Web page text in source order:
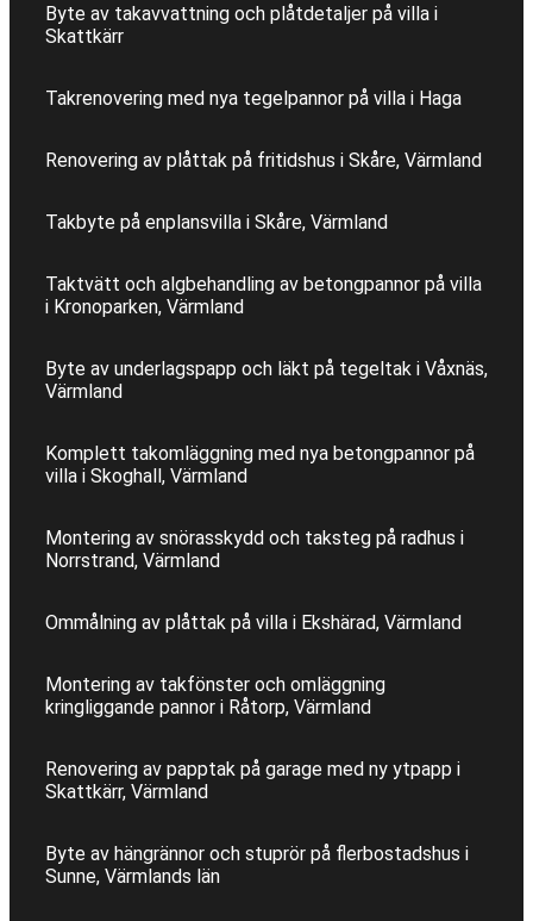
Byte av takavvattning och plåtdetaljer på villa i
Skattkärr
Takrenovering med nya tegelpannor på villa i Haga
Renovering av plåttak på fritidshus i Skåre, Värmland
Takbyte på enplansvilla i Skåre, Värmland
Taktvätt och algbehandling av betongpannor på villa
i Kronoparken, Värmland
Byte av underlagspapp och läkt på tegeltak i Våxnäs,
Värmland
Komplett takomläggning med nya betongpannor på
villa i Skoghall, Värmland
Montering av snörasskydd och taksteg på radhus i
Norrstrand, Värmland
Ommålning av plåttak på villa i Ekshärad, Värmland
Montering av takfönster och omläggning
kringliggande pannor i Råtorp, Värmland
Renovering av papptak på garage med ny ytpapp i
Skattkärr, Värmland
Byte av hängrännor och stuprör på flerbostadshus i
Sunne, Värmlands län